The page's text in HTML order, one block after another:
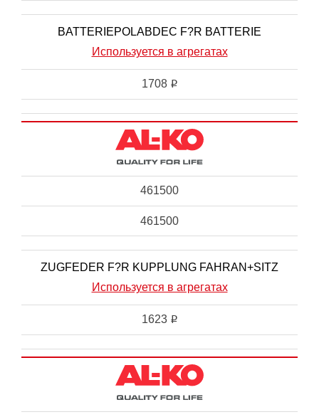
BATTERIEPOLABDEC F?R BATTERIE
Используется в агрегатах
1708 i
461500
461500
ZUGFEDER F?R KUPPLUNG FAHRAN+SITZ
Используется в агрегатах
1623 i